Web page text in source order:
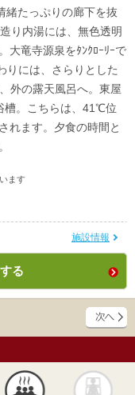
緒たっぷりの廊下を抜
り内湯には、無色透明
大竜寺源泉をﾀﾝｸﾛｰﾘｰで
りには、さらりとした
外の露天風呂へ。東屋
槽。こちらは、41℃位
れます。夕食の時間と
ます
施設情報
る
風呂 貸切風呂